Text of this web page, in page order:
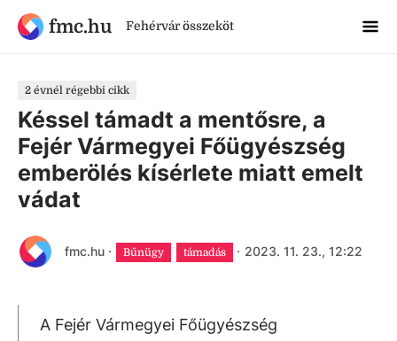
fmc.hu Fehérvár összeköt
2 évnél régebbi cikk
Késsel támadt a mentősre, a
Fejér Vármegyei Főügyészség
emberölés kísérlete miatt emelt
vádat
fmc.hu · Bűnügy támadás · 2023. 11. 23., 12:22
A Fejér Vármegyei Főügyészség